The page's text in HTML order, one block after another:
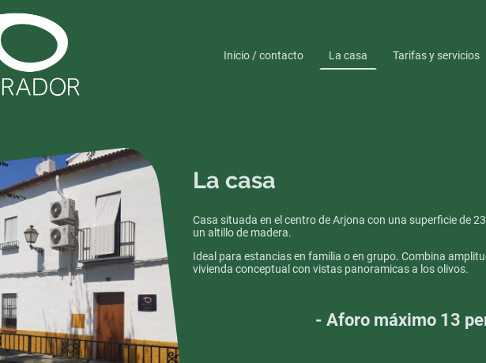
Inicio / contacto La casa Tarifas y servicios
La casa
Casa situada en el centro de Arjona con una superficie de
un altillo de madera.
Ideal para estancias en familia o en grupo. Combina
vivienda conceptual con vistas panoramicas a los olivos.
- Aforo máximo 13